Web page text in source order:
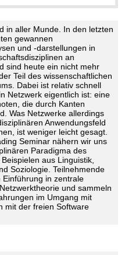
in aller Munde. In den letzten
gewannen
und -darstellungen in
an
sind heute ein nicht mehr
Teil des wissenschaftlichen
Dabei ist relativ schnell
Netzwerk eigentlich ist: eine
die durch Kanten
Was Netzwerke allerdings
Anwendungsfeld
ist weniger leicht gesagt.
Seminar nähern wir uns
Paradigma des
aus Linguistik,
Soziologie. Teilnehmende
in zentrale
und sammeln
im Umgang mit
mit der freien Software